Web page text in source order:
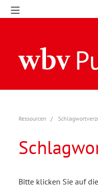
Ressourcen
Bitte klicken Sie auf